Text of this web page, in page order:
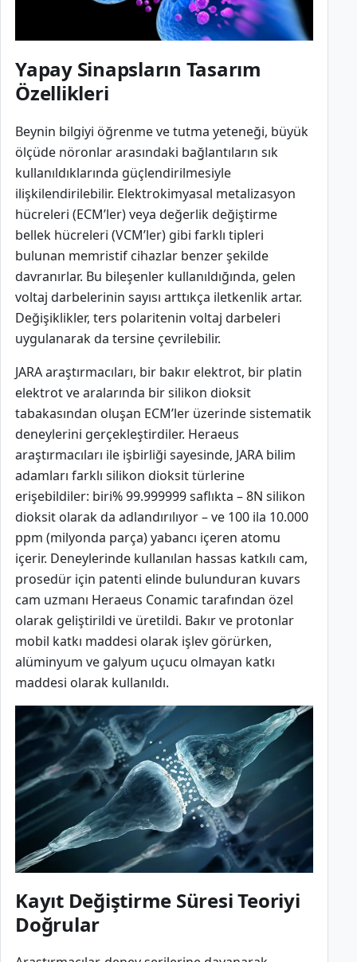
Yapay Sinapsların Tasarım
Özellikleri
Beynin bilgiyi öğrenme ve tutma yeteneği, büyük
ölçüde nöronlar arasındaki bağlantıların sık
kullanıldıklarında güçlendirilmesiyle
ilişkilendirilebilir. Elektrokimyasal metalizasyon
hücreleri (ECM’ler) veya değerlik değiştirme
bellek hücreleri (VCM’ler) gibi farklı tipleri
bulunan memristif cihazlar benzer şekilde
davranırlar. Bu bileşenler kullanıldığında, gelen
voltaj darbelerinin sayısı arttıkça iletkenlik artar.
Değişiklikler, ters polaritenin voltaj darbeleri
uygulanarak da tersine çevrilebilir.
JARA araştırmacıları, bir bakır elektrot, bir platin
elektrot ve aralarında bir silikon dioksit
tabakasından oluşan ECM’ler üzerinde sistematik
deneylerini gerçekleştirdiler. Heraeus
araştırmacıları ile işbirliği sayesinde, JARA bilim
adamları farklı silikon dioksit türlerine
erişebildiler: biri% 99.999999 saflıkta – 8N silikon
dioksit olarak da adlandırılıyor – ve 100 ila 10.000
ppm (milyonda parça) yabancı içeren atomu
içerir. Deneylerinde kullanılan hassas katkılı cam,
prosedür için patenti elinde bulunduran kuvars
cam uzmanı Heraeus Conamic tarafından özel
olarak geliştirildi ve üretildi. Bakır ve protonlar
mobil katkı maddesi olarak işlev görürken,
alüminyum ve galyum uçucu olmayan katkı
maddesi olarak kullanıldı.
Kayıt Değiştirme Süresi Teoriyi
Doğrular